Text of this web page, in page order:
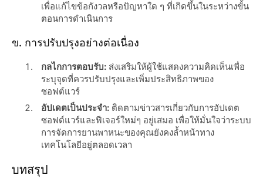
เพื่อแก้ไขข้อกังวลหรือปัญหาใด ๆ ที่เกิดขึ้นในระหว่างขั้น
ตอนการดำเนินการ
ข. การปรับปรุงอย่างต่อเนื่อง
กลไกการตอบรับ: ส่งเสริมให้ผู้ใช้แสดงความคิดเห็นเพื่อ
ระบุจุดที่ควรปรับปรุงและเพิ่มประสิทธิภาพของ
ซอฟต์แวร์
อัปเดตเป็นประจำ: ติดตามข่าวสารเกี่ยวกับการอัปเดต
ซอฟต์แวร์และฟีเจอร์ใหม่ๆ อยู่เสมอ เพื่อให้มั่นใจว่าระบบ
การจัดการยานพาหนะของคุณยังคงล้ำหน้าทาง
เทคโนโลยีอยู่ตลอดเวลา
บทสรุป